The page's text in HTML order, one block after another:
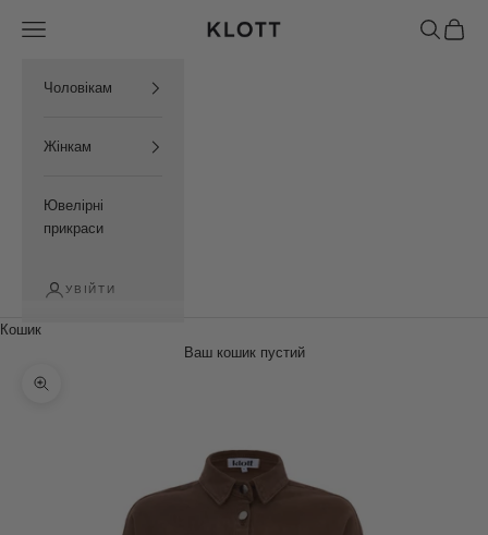
KLOTT UKRAINE
Відкрити меню навігації Відкрити
Чоловікам
Жінкам
Ювелірні
прикраси
УВІЙТИ
Кошик
Ваш кошик пустий
Збільшити